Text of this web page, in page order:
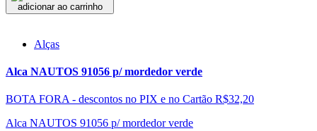
adicionar ao carrinho
Alças
Alca NAUTOS 91056 p/ mordedor verde
BOTA FORA - descontos no PIX e no Cartão R$32,20
Alca NAUTOS 91056 p/ mordedor verde